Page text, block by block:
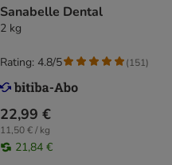
Sanabelle Dental
2 kg
22,99 €
11,50 € / kg
21,84 €
Rating: 4.8/5 (151)